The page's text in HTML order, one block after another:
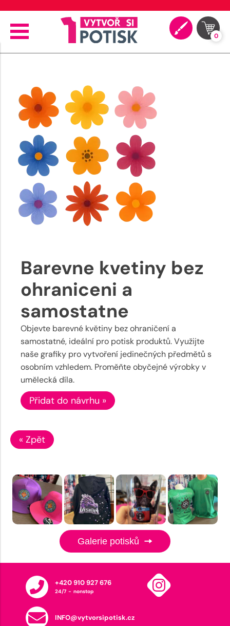
0
Barevne kvetiny bez
ohraniceni a
samostatne
Objevte barevné květiny bez ohraničení a
samostatné, ideální pro potisk produktů. Využijte
naše grafiky pro vytvoření jedinečných předmětů s
osobním vzhledem. Proměňte obyčejné výrobky v
umělecká díla.
Přidat do návrhu »
« Zpět
Galerie potisků
+420 910 927 676
24/7 - nonstop
INFO@vytvorsipotisk.cz